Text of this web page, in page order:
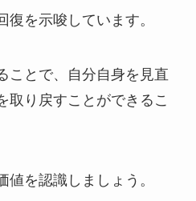
復を示唆しています。
ことで、自分自身を見直
取り戻すことができるこ
値を認識しましょう。